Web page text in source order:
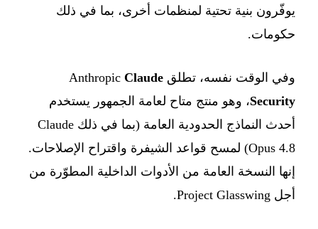
يوفّرون بنية تحتية لمنظمات أخرى، بما في ذلك
حكومات.
وفي الوقت نفسه، تطلق Anthropic Claude
Security، وهو منتج متاح لعامة الجمهور يستخدم
أحدث النماذج الحدودية العامة (بما في ذلك Claude
Opus 4.8) لمسح قواعد الشيفرة واقتراح الإصلاحات.
إنها النسخة العامة من الأدوات الداخلية المطوّرة من
أجل Project Glasswing.